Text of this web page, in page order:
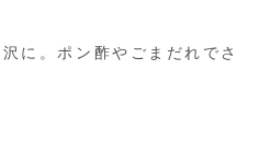
に。ポン酢やごまだれでさ